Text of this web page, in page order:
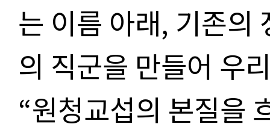
는 이름 아래, 기존의
의 직군을 만들어 우
“원청교섭의 본질을